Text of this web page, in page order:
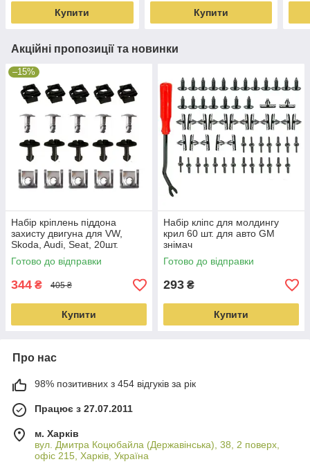
Купити Купити
Акційні пропозиції та новинки
–15%
Набір кріплень піддона
захисту двигуна для VW,
Skoda, Audi, Seat, 20шт.
Готово до відправки
344 ₴ 405 ₴
Купити
Набір кліпс для молдингу
крил 60 шт. для авто GM
знімач
Готово до відправки
293 ₴
Купити
Про нас
98% позитивних з 454 відгуків за рік
Працює з 27.07.2011
м. Харків
вул. Дмитра Коцюбайла (Державінська), 38, 2 поверх,
офіс 215, Харків, Україна